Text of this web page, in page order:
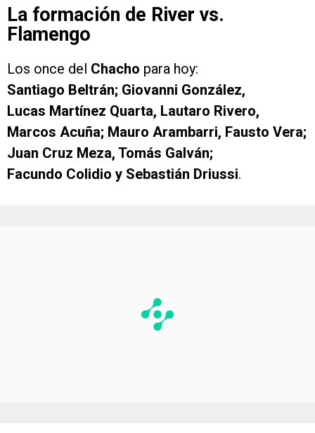
La formación de River vs.
Flamengo
Los once del Chacho para hoy:
Santiago Beltrán; Giovanni González,
Lucas Martínez Quarta, Lautaro Rivero,
Marcos Acuña; Mauro Arambarri, Fausto Vera;
Juan Cruz Meza, Tomás Galván;
Facundo Colidio y Sebastián Driussi.